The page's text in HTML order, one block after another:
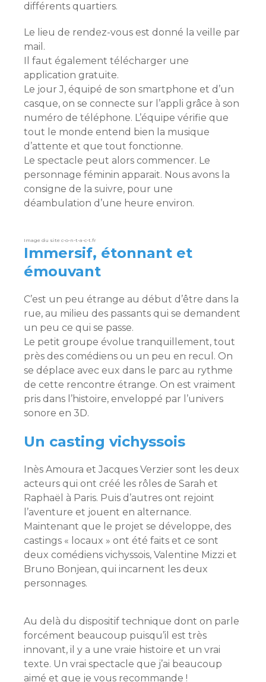
différents quartiers.
Le lieu de rendez-vous est donné la veille par
mail.
Il faut également télécharger une
application gratuite.
Le jour J, équipé de son smartphone et d’un
casque, on se connecte sur l’appli grâce à son
numéro de téléphone. L’équipe vérifie que
tout le monde entend bien la musique
d’attente et que tout fonctionne.
Le spectacle peut alors commencer. Le
personnage féminin apparait. Nous avons la
consigne de la suivre, pour une
déambulation d’une heure environ.
Image du site c-o-n-t-a-c-t.fr
Immersif, étonnant et
émouvant
C’est un peu étrange au début d’être dans la
rue, au milieu des passants qui se demandent
un peu ce qui se passe.
Le petit groupe évolue tranquillement, tout
près des comédiens ou un peu en recul. On
se déplace avec eux dans le parc au rythme
de cette rencontre étrange. On est vraiment
pris dans l’histoire, enveloppé par l’univers
sonore en 3D.
Un casting vichyssois
Inès Amoura et Jacques Verzier sont les deux
acteurs qui ont créé les rôles de Sarah et
Raphaël à Paris. Puis d’autres ont rejoint
l’aventure et jouent en alternance.
Maintenant que le projet se développe, des
castings « locaux » ont été faits et ce sont
deux comédiens vichyssois, Valentine Mizzi et
Bruno Bonjean, qui incarnent les deux
personnages.
Au delà du dispositif technique dont on parle
forcément beaucoup puisqu’il est très
innovant, il y a une vraie histoire et un vrai
texte. Un vrai spectacle que j’ai beaucoup
aimé et que je vous recommande !